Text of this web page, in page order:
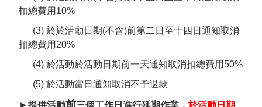
扣總費用10%
(3) 於於活動日期(不含)前第二日至十四日通知取消
扣總費用20%
(4) 於活動於活動日期前一天通知取消扣總費用50%
(5) 於活動當日通知取消不予退款
►提供活動前三個工作日進行延期作業， 於活動日期